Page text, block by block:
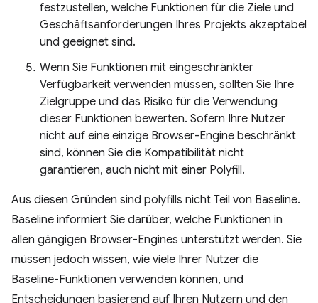
festzustellen, welche Funktionen für die Ziele und
Geschäftsanforderungen Ihres Projekts akzeptabel
und geeignet sind.
Wenn Sie Funktionen mit eingeschränkter
Verfügbarkeit verwenden müssen, sollten Sie Ihre
Zielgruppe und das Risiko für die Verwendung
dieser Funktionen bewerten. Sofern Ihre Nutzer
nicht auf eine einzige Browser-Engine beschränkt
sind, können Sie die Kompatibilität nicht
garantieren, auch nicht mit einer Polyfill.
Aus diesen Gründen sind polyfills nicht Teil von Baseline.
Baseline informiert Sie darüber, welche Funktionen in
allen gängigen Browser-Engines unterstützt werden. Sie
müssen jedoch wissen, wie viele Ihrer Nutzer die
Baseline-Funktionen verwenden können, und
Entscheidungen basierend auf Ihren Nutzern und den